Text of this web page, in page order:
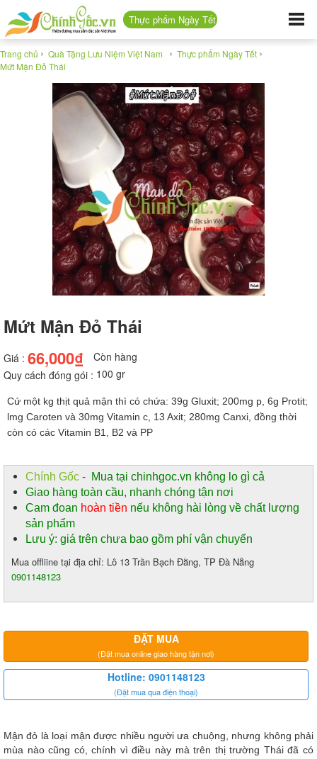
Thực phẩm Ngày Tết
Trang chủ › Quà Tặng Lưu Niệm Việt Nam › Thực phẩm Ngày Tết ›
Mứt Mận Đỏ Thái
Mứt Mận Đỏ Thái
Giá : 66,000₫
Còn hàng
Quy cách đóng gói : 100 gr
Cứ một kg thịt quả mận thì có chứa: 39g Gluxit; 200mg p, 6g Protit;
lmg Caroten và 30mg Vitamin c, 13 Axit; 280mg Canxi, đồng thời
còn có các Vitamin B1, B2 và PP
Chính Gốc - Mua tại chinhgoc.vn không lo gì cả
Giao hàng toàn cầu, nhanh chóng tận nơi
Cam đoan hoàn tiền nếu không hài lòng về chất lượng
sản phẩm
Lưu ý: giá trên chưa bao gồm phí vận chuyển
Mua offliine tại địa chỉ: Lô 13 Trần Bạch Đằng, TP Đà Nẵng
0901148123
ĐẶT MUA
(Đặt mua online giao hàng tận nơi)
Hotline: 0901148123
(Đặt mua qua điện thoại)
Mận đỏ là loại mận được nhiều người ưa chuộng, nhưng không phải
mùa nào cũng có, chính vì điều này mà trên thị trường Thái đã có